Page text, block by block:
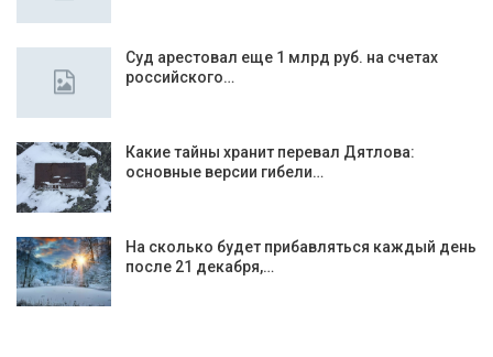
Суд арестовал еще 1 млрд руб. на счетах
российского…
Какие тайны хранит перевал Дятлова:
основные версии гибели…
На сколько будет прибавляться каждый день
после 21 декабря,…